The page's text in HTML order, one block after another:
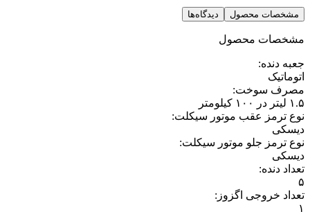
مشخصات محصول دیدگاه‌ها
مشخصات محصول
جعبه دنده:
اتوماتیک
مصرف سوخت:
۱.۵ لیتر در ۱۰۰ کیلومتر
نوع ترمز عقب موتور سیکلت:
دیسکی
نوع ترمز جلو موتور سیکلت:
دیسکی
تعداد دنده:
۵
تعداد خروجی اگزوز :
۱